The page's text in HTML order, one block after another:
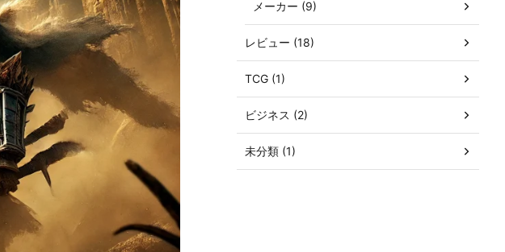
メーカー (9)
レビュー (18)
TCG (1)
ビジネス (2)
未分類 (1)